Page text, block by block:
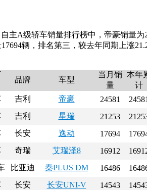
主A级轿车销量排行榜中，帝豪销量
辆，排名第三，较去年同期上涨
品牌 车型
当月销
量
本年
计
吉利 帝豪 24581 24581
吉利 星瑞 21253
长安 逸动 17694
奇瑞 艾瑞泽8 16912
比亚迪 秦PLUS DM 16486
长安 长安UNI-V 14543